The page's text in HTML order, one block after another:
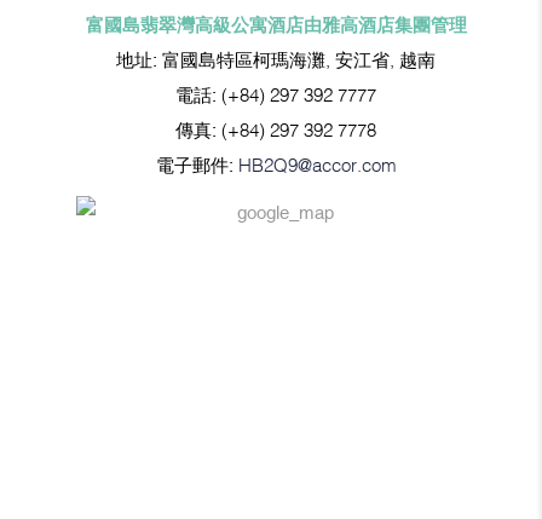
富國島翡翠灣高級公寓酒店由雅高酒店集團管理
地址: 富國島特區柯瑪海灘, 安江省, 越南
電話: (+84) 297 392 7777
傳真: (+84) 297 392 7778
電子郵件: HB2Q9@accor.com